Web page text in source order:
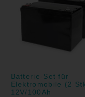
Batterie-Set für
Elektromobile (2
12V/100Ah